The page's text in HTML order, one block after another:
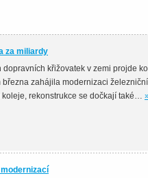
za miliardy
dopravních křižovatek v zemi projde
zahájila modernizaci
rekonstrukce se dočkají také…